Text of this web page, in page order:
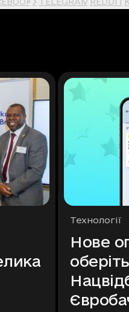
Рубрики
Технології
Нове